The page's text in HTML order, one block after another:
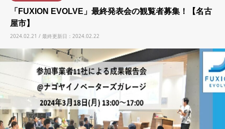
「FUXION EVOLVE」最終発表会の観覧者募集！【名古
屋市】
2024.02.21 / 最終更新日：2024.02.22